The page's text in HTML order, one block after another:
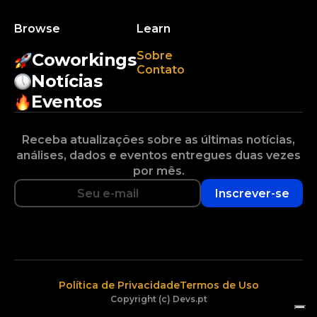
Browse
Coworkings
Notícias
Eventos
Learn
Sobre
Contato
Receba atualizações sobre as últimas notícias,
análises, dados e eventos entregues duas vezes
por mês.
Inscrever-se
Copyright (c) Devs.pt
Política de PrivacidadeTermos de Uso